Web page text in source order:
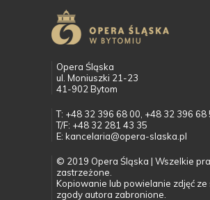
Opera Śląska
ul. Moniuszki 21-23
41-902 Bytom
T: +48 32 396 68 00, +48 32 396 68
T/F: +48 32 281 43 35
E: kancelaria@opera-slaska.pl
© 2019 Opera Śląska | Wszelkie
zastrzeżone.
Kopiowanie lub powielanie zdjęć
zgody autora zabronione.